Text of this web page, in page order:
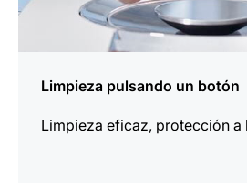
Limpieza pulsando un botón
Limpieza eficaz, protección a